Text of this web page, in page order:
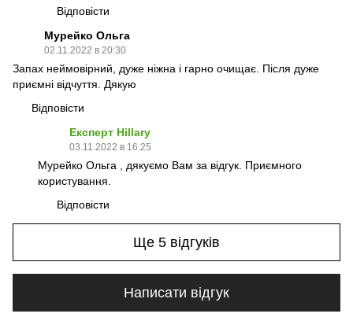
Відповісти
Мурейко Ольга
02.11.2022 в 20:30
Запах неймовірний, дуже ніжна і гарно очищає. Після дуже
приємні відчуття. Дякую
Відповісти
Експерт Hillary
03.11.2022 в 16:25
Мурейко Ольга , дякуємо Вам за відгук. Приємного
користування.
Відповісти
Ще 5 відгуків
Написати відгук